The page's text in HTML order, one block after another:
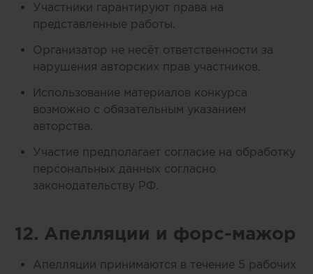
Участники гарантируют права на
представленные работы.
Организатор не несёт ответственности за
нарушения авторских прав участников.
Использование материалов конкурса
возможно с обязательным указанием
авторства.
Участие предполагает согласие на обработку
персональных данных согласно
законодательству РФ.
12. Апелляции и форс-мажор
Апелляции принимаются в течение 5 рабочих